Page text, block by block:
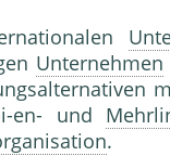
Unternehmen
en- und
.